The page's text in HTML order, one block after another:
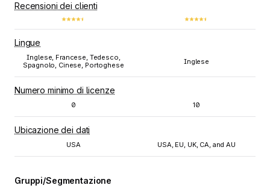
Recensioni dei clienti
Lingue
Inglese, Francese, Tedesco,
Spagnolo, Cinese, Portoghese
Inglese
Numero minimo di licenze
0 10
Ubicazione dei dati
USA USA, EU, UK, CA, and AU
Gruppi/Segmentazione